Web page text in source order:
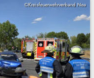
©Kreisfeuerwehrverband Nea